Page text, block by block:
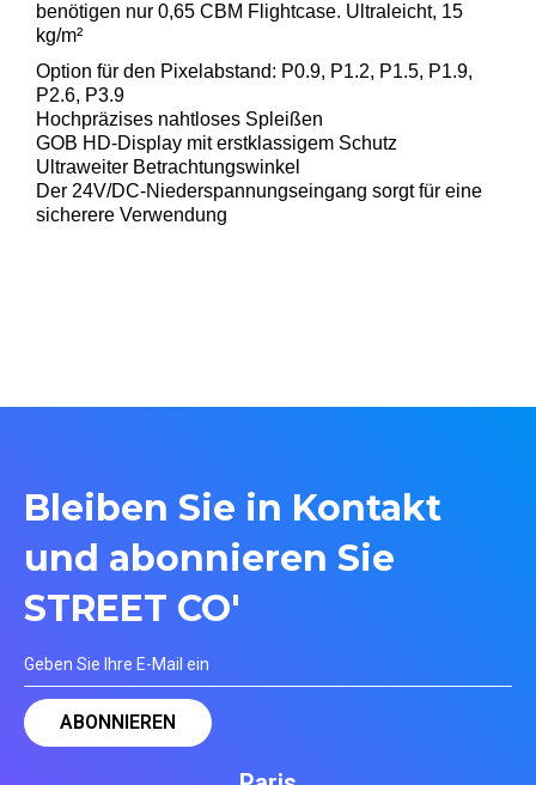
benötigen nur 0,65 CBM Flightcase. Ultraleicht, 15
kg/m²
Option für den Pixelabstand: P0.9, P1.2, P1.5, P1.9,
P2.6, P3.9
Hochpräzises nahtloses Spleißen
GOB HD-Display mit erstklassigem Schutz
Ultraweiter Betrachtungswinkel
Der 24V/DC-Niederspannungseingang sorgt für eine
sicherere Verwendung
Bleiben Sie in Kontakt
und abonnieren Sie
STREET CO'